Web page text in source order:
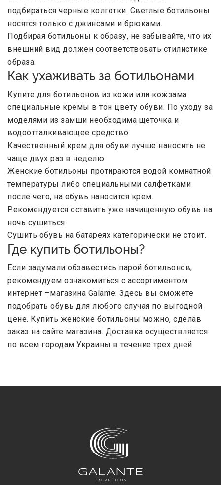
подбираться черные колготки. Светлые ботильоны
носятся только с джинсами и брюками.
Подбирая ботильоны к образу, не забывайте, что их
внешний вид должен соответствовать стилистике
образа.
Как ухаживать за ботильонами
Купите для ботильонов из кожи или кожзама
специальные кремы в тон цвету обуви. По уходу за
моделями из замши необходима щеточка и
водоотталкивающее средство.
Качественный крем для обуви лучше наносить не
чаще двух раз в неделю.
Женские ботильоны протираются водой комнатной
температуры либо специальными салфетками
после чего, на обувь наносится крем.
Рекомендуется оставить уже начищенную обувь на
ночь сушиться.
Сушить обувь на батареях категорически не стоит.
Где купить ботильоны?
Если задумали обзавестись парой ботильонов,
рекомендуем ознакомиться с ассортиментом
интернет –магазина Galante. Здесь вы сможете
подобрать обувь для любого случая по выгодной
цене. Купить женские ботильоны можно, сделав
заказ на сайте магазина. Доставка осуществляется
по всем городам Украины в течение трех дней.